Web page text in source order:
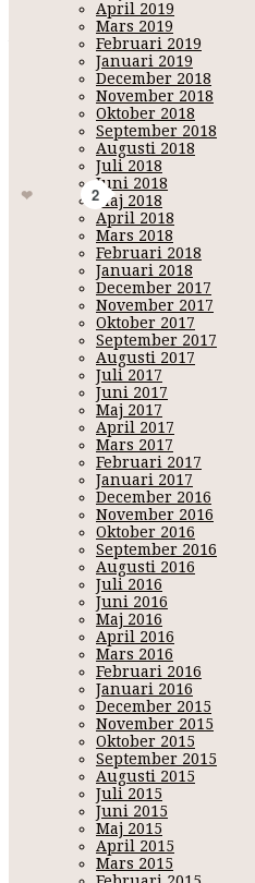
April 2019
Mars 2019
Februari 2019
Januari 2019
December 2018
November 2018
Oktober 2018
September 2018
Augusti 2018
Juli 2018
Juni 2018
Maj 2018
April 2018
Mars 2018
Februari 2018
Januari 2018
December 2017
November 2017
Oktober 2017
September 2017
Augusti 2017
Juli 2017
Juni 2017
Maj 2017
April 2017
Mars 2017
Februari 2017
Januari 2017
December 2016
November 2016
Oktober 2016
September 2016
Augusti 2016
Juli 2016
Juni 2016
Maj 2016
April 2016
Mars 2016
Februari 2016
Januari 2016
December 2015
November 2015
Oktober 2015
September 2015
Augusti 2015
Juli 2015
Juni 2015
Maj 2015
April 2015
Mars 2015
Dr PawPaw Lip Balm
Kan användas till torra läppar,
ingrediensen i Dr PawPaw Lip
DrPawPaw - Firstaidbeauty - Popband - Swell -
2
1